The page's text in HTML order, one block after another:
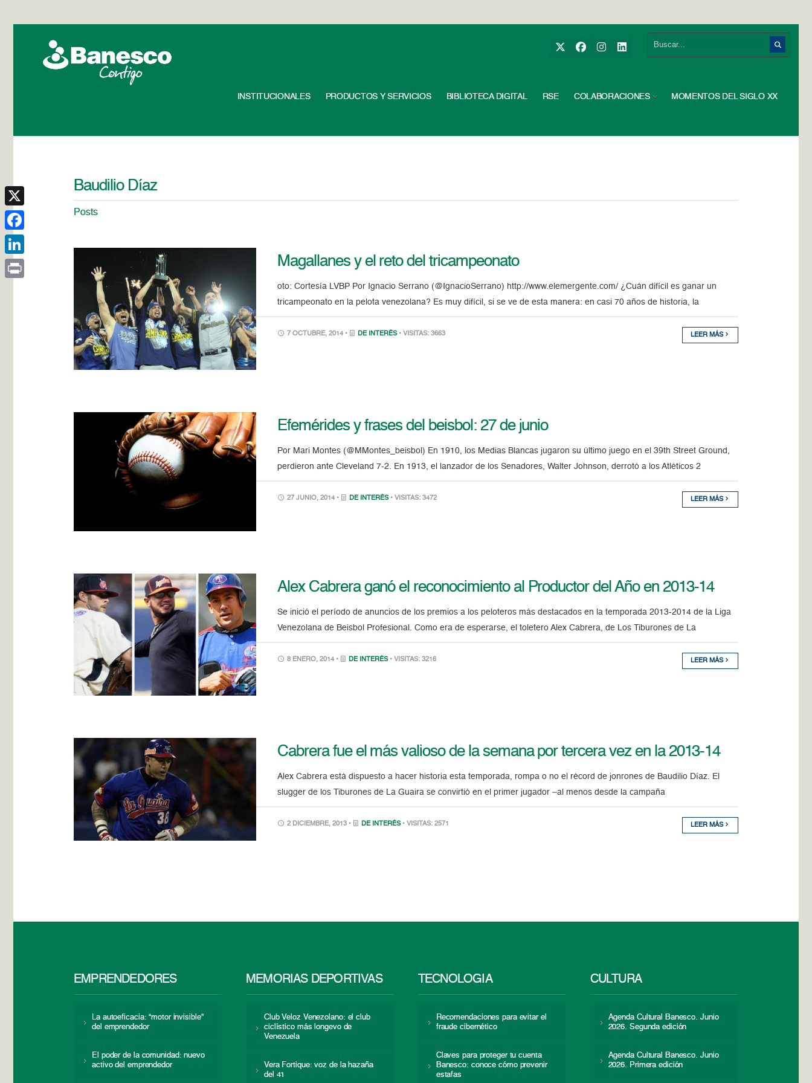
INSTITUCIONALES PRODUCTOS Y SERVICIOS BIBLIOTECA DIGITAL RSE COLABORACIONES MOMENTOS DEL SIGLO XX
Baudilio Díaz
Posts
Magallanes y el reto del tricampeonato
oto: Cortesía LVBP Por Ignacio Serrano (@IgnacioSerrano) http://www.elemergente.com/ ¿Cuán difícil es ganar un
tricampeonato en la pelota venezolana? Es muy difícil, si se ve de esta manera: en casi 70 años de historia, la
7 OCTUBRE, 2014 • DE INTERÉS • VISITAS: 3663 LEER MÁS
Efemérides y frases del beisbol: 27 de junio
Por Mari Montes (@MMontes_beisbol) En 1910, los Medias Blancas jugaron su último juego en el 39th Street Ground,
perdieron ante Cleveland 7-2. En 1913, el lanzador de los Senadores, Walter Johnson, derrotó a los Atléticos 2
27 JUNIO, 2014 • DE INTERÉS • VISITAS: 3472 LEER MÁS
Alex Cabrera ganó el reconocimiento al Productor del Año en 2013-14
Se inició el período de anuncios de los premios a los peloteros más destacados en la temporada 2013-2014 de la Liga
Venezolana de Beisbol Profesional. Como era de esperarse, el toletero Alex Cabrera, de Los Tiburones de La
8 ENERO, 2014 • DE INTERÉS • VISITAS: 3216 LEER MÁS
Cabrera fue el más valioso de la semana por tercera vez en la 2013-14
Alex Cabrera está dispuesto a hacer historia esta temporada, rompa o no el récord de jonrones de Baudilio Díaz. El
slugger de los Tiburones de La Guaira se convirtió en el primer jugador –al menos desde la campaña
2 DICIEMBRE, 2013 • DE INTERÉS • VISITAS: 2571 LEER MÁS
EMPRENDEDORES
La autoeficacia: “motor invisible”
del emprendedor
El poder de la comunidad: nuevo
activo del emprendedor
MEMORIAS DEPORTIVAS
Club Veloz Venezolano: el club
ciclístico más longevo de
Venezuela
Vera Fortique: voz de la hazaña
del 41
TECNOLOGÍA
Recomendaciones para evitar el
fraude cibernético
Claves para proteger tu cuenta
Banesco: conoce cómo prevenir
estafas
CULTURA
Agenda Cultural Banesco. Junio
2026. Segunda edición
Agenda Cultural Banesco. Junio
2026. Primera edición
X
Facebook
LinkedIn